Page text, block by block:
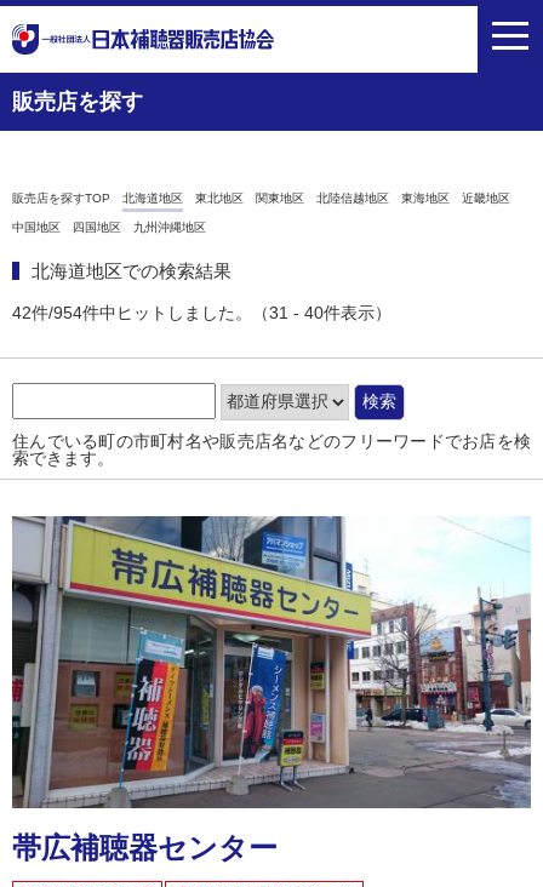
toggle
販売店を探す
販売店を探すTOP 北海道地区 東北地区 関東地区 北陸信越地区 東海地区 近畿地区
中国地区 四国地区 九州沖縄地区
北海道地区での検索結果
42件/954件中ヒットしました。（31 - 40件表示）
住んでいる町の市町村名や販売店名などのフリーワードでお店を検
索できます。
帯広補聴器センター